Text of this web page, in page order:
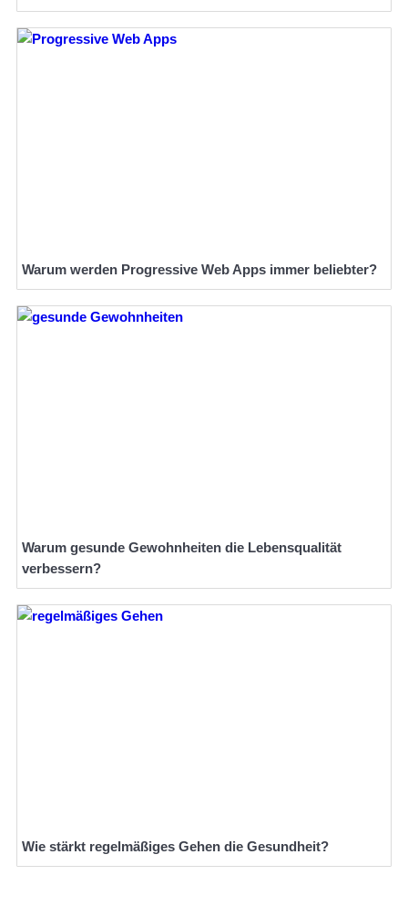
Warum werden Progressive Web Apps immer beliebter?
Warum gesunde Gewohnheiten die Lebensqualität
verbessern?
Wie stärkt regelmäßiges Gehen die Gesundheit?